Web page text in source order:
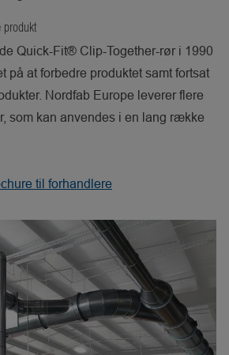
produkt
Quick-Fit® Clip-Together-rør i 1990
på at forbedre produktet samt fortsat
Nordfab Europe leverer flere
som kan anvendes i en lang række
til forhandlere